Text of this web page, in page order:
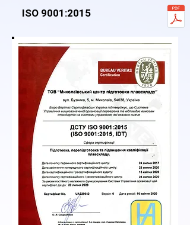
ISO 9001:2015